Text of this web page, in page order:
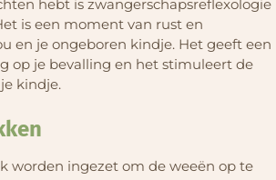
hebt is zwangerschapsreflexologie
is een moment van rust en
en je ongeboren kindje. Het geeft een
op je bevalling en het stimuleert de
kindje.
worden ingezet om de weeën op te